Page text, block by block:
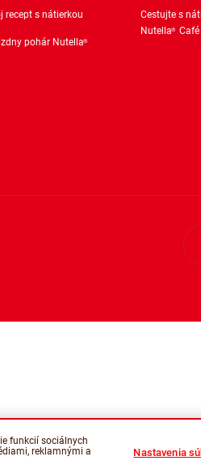
recept s nátierkou
pohár Nutella®
Cestujte s
Nutella® Café
funkcií sociálnych
reklamnými a
Nastavenia